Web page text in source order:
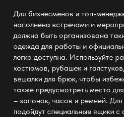
Для бизнесменов и топ-
наполнена встречами и
должна быть организована
одежда для работы и
легко доступна. Используйте
костюмов, рубашек и
вешалки для брюк, чтобы
также предусмотреть место
– запонок, часов и ремней. Для
подойдут специальные ящики с